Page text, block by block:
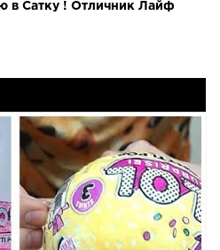
в Сатку ! Отличник Лайф